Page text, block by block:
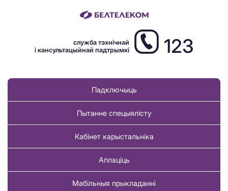
служба тэхнічнай
і кансультацыйнай падтрымкі
123
Падключыць
Пытанне спецыялісту
Кабінет карыстальніка
Аплаціць
Мабільныя прыкладанні